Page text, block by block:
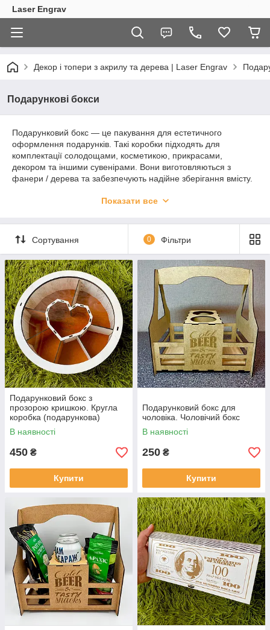
Laser Engrav
Декор і топери з акрилу та дерева | Laser Engrav
Подарункові бокси
Подарунковий бокс — це пакування для естетичного
оформлення подарунків. Такі коробки підходять для
комплектації солодощами, косметикою, прикрасами,
декором та іншими сувенірами. Вони виготовляються з
фанери / дерева та забезпечують надійне зберігання вмісту.
персоналізувати — нанести ім'я, логотип компанії або
Показати все
Сортування 0 Фільтри
Подарунковий бокс з
прозорою кришкою. Кругла
коробка (подарункова)
В наявності
450 ₴
Купити
Подарунковий бокс для
чоловіка. Чоловічий бокс
В наявності
250 ₴
Купити